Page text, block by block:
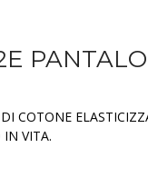
COTONE
IN VITA.